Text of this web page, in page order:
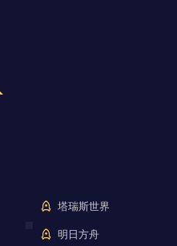
塔瑞斯世界
明日方舟